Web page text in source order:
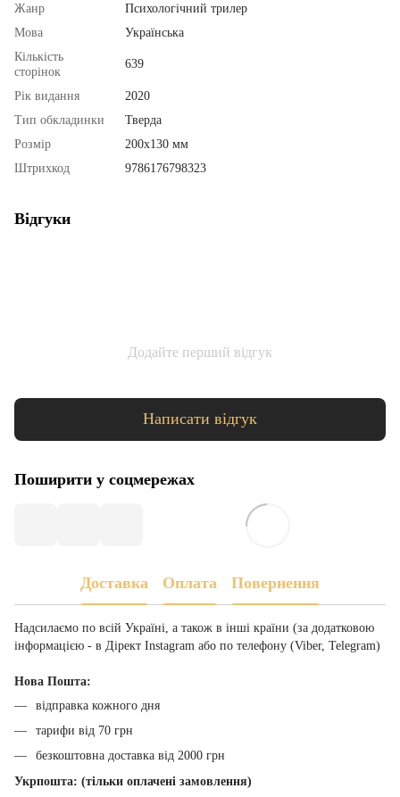
Жанр
Психологічний трилер
Мова
Українська
Кількість
сторінок
639
Рік видання
2020
Тип обкладинки
Тверда
Розмір
200х130 мм
Штрихкод
9786176798323
Відгуки
Додайте перший відгук
Написати відгук
Поширити у соцмережах
Доставка Оплата Повернення
Надсилаємо по всій Україні, а також в інші країни (за додатковою
інформацією - в Дірект Instagram або по телефону (Viber, Telegram)
Нова Пошта:
відправка кожного дня
тарифи від 70 грн
безкоштовна доставка від 2000 грн
Укрпошта: (тільки оплачені замовлення)